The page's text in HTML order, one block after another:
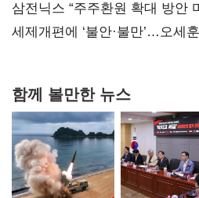
대전’
삼전닉스 “주주환원 확대 방안
보내
세제개편에 ‘불안·불만’…오세
함께 볼만한 뉴스